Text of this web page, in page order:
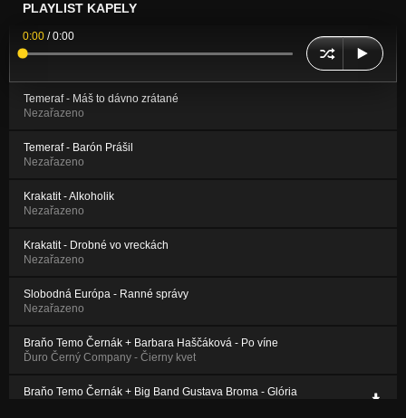
PLAYLIST KAPELY
0:00 /0:00
Temeraf - Máš to dávno zrátané
Nezařazeno
Temeraf - Barón Prášil
Nezařazeno
Krakatit - Alkoholik
Nezařazeno
Krakatit - Drobné vo vreckách
Nezařazeno
Slobodná Európa - Ranné správy
Nezařazeno
Braňo Temo Černák + Barbara Haščáková - Po víne
Ďuro Černý Company - Čierny kvet
Braňo Temo Černák + Big Band Gustava Broma - Glória